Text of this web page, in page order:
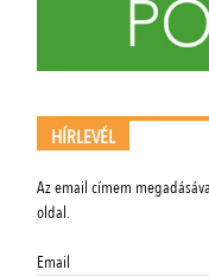
HÍRLEVÉL
Az email címem
oldal.
Email